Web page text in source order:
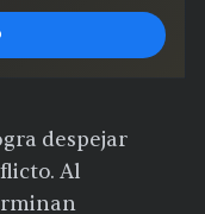
despejar
Al